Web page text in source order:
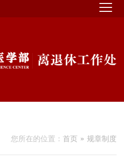
您所在的位置： 首页 规章制度